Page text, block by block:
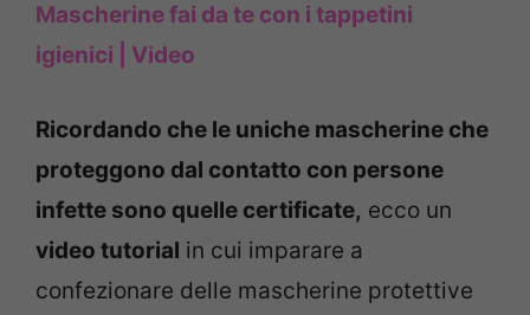
Mascherine fai da te con i tappetini
igienici | Video
Ricordando che le uniche mascherine che
proteggono dal contatto con persone
infette sono quelle certificate, ecco un
video tutorial in cui imparare a
confezionare delle mascherine protettive